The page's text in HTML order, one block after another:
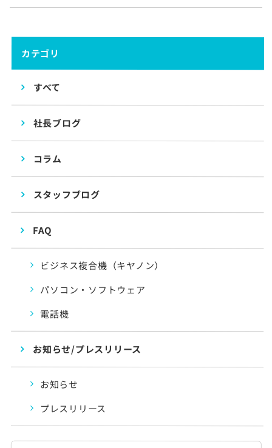
カテゴリ
すべて
社長ブログ
コラム
スタッフブログ
FAQ
ビジネス複合機（キヤノン）
パソコン・ソフトウェア
電話機
お知らせ/プレスリリース
お知らせ
プレスリリース